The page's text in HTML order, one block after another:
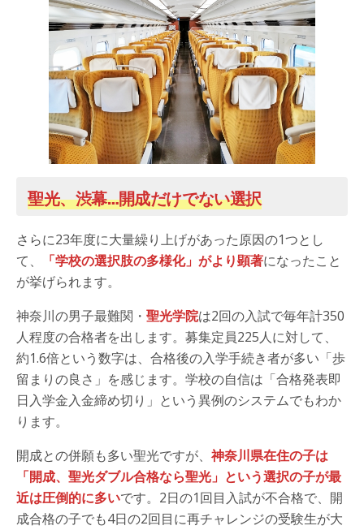
聖光、渋幕…開成だけでない選択
さらに23年度に大量繰り上げがあった原因の1つとし
て、
「学校の選択肢の多様化」がより顕著になったこと
が挙げられます。
神奈川の男子最難関・ 聖光学院は2回の入試で毎年計350
人程度の合格者を出します。募集定員225人に対して、
約1.6倍という数字は、合格後の入学手続き者が多い「歩
留まりの良さ」を感じます。学校の自信は「合格発表即
日入学金入金締め切り」という異例のシステムでもわか
ります。
開成との併願も多い聖光ですが、 神奈川県在住の子は
「開成、聖光ダブル合格なら聖光」という選択の子が最
近は圧倒的に多いです。2日の1回目入試が不合格で、開
成合格の子でも4日の2回目に再チャレンジの受験生が大